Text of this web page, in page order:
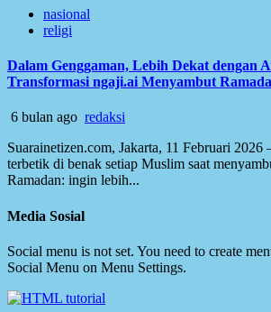
nasional
religi
Dalam Genggaman, Lebih Dekat dengan
Transformasi ngaji.ai Menyambut
6 bulan ago redaksi
Suarainetizen.com, Jakarta, 11 Februari 2026
terbetik di benak setiap Muslim saat
Ramadan: ingin lebih...
Media Sosial
Social menu is not set. You need to create
Social Menu on Menu Settings.